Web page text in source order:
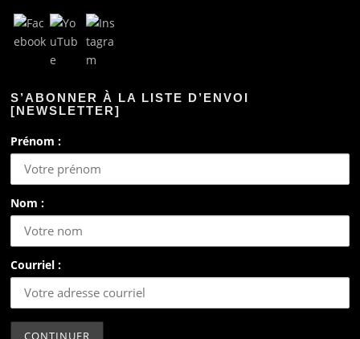
S’ABONNER À LA LISTE D’ENVOI
[NEWSLETTER]
Prénom :
Nom :
Courriel :